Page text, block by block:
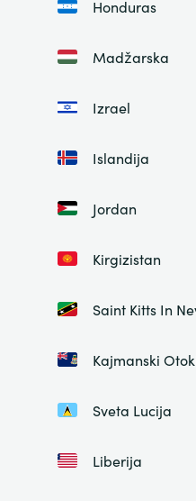
Honduras
Madžarska
Izrael
Islandija
Jordan
Kirgizistan
Saint Kitts In
Kajmanski
Sveta Lucija
Liberija